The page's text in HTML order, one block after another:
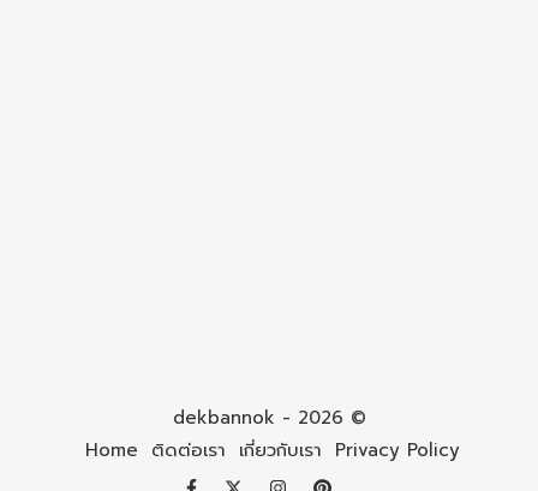
dekbannok - 2026 ©
Home ติดต่อเรา เกี่ยวกับเรา Privacy Policy